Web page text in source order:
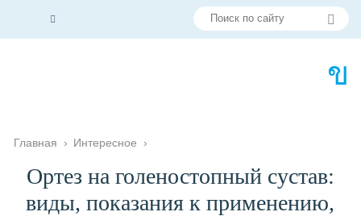
Главная › Интересное ›
Ортез на голеностопный сустав:
виды, показания к применению,